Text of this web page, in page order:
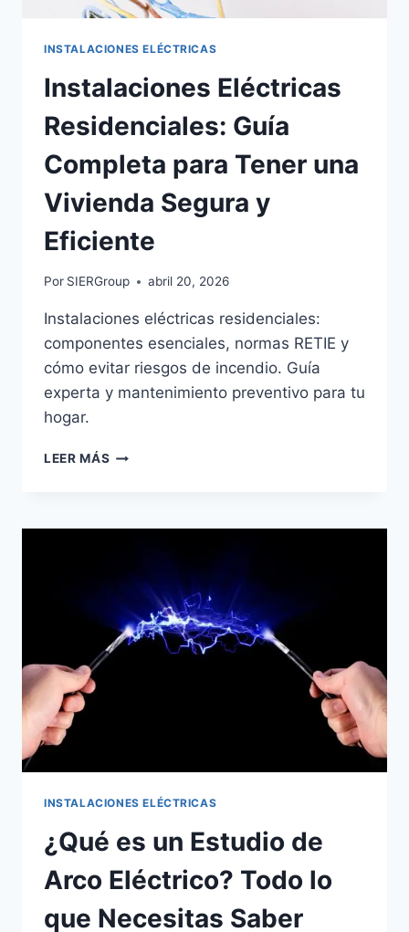
INSTALACIONES ELÉCTRICAS
Instalaciones Eléctricas
Residenciales: Guía
Completa para Tener una
Vivienda Segura y
Eficiente
Por SIERGroup abril 20, 2026
Instalaciones eléctricas residenciales:
componentes esenciales, normas RETIE y
cómo evitar riesgos de incendio. Guía
experta y mantenimiento preventivo para tu
hogar.
LEER MÁS INSTALACIONES
COMPLETA
VIVIENDA
SEGURA
Y
INSTALACIONES ELÉCTRICAS
¿Qué es un Estudio de
Arco Eléctrico? Todo lo
que Necesitas Saber